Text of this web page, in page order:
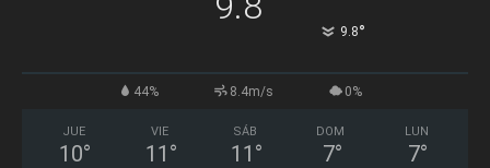
9.8°
44% 8.4m/s 0%
JUE
10°
VIE
11 °
SÁB
11 °
DOM
7°
LUN
7°